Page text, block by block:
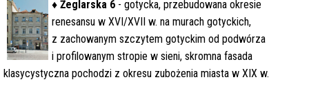
♦ Żeglarska 6 - gotycka, przebudowana okresie
renesansu w XVI/XVII w. na murach gotyckich,
z zachowanym szczytem gotyckim od podwórza
i profilowanym stropie w sieni, skromna fasada
klasycystyczna pochodzi z okresu zubożenia miasta w XIX w.